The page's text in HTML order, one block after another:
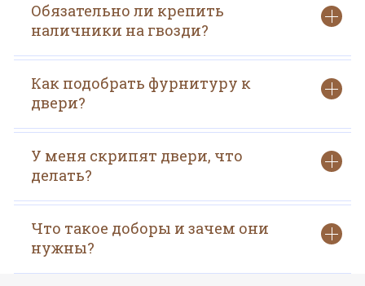
Обязательно ли крепить
наличники на гвозди?
Как подобрать фурнитуру к
двери?
У меня скрипят двери, что
делать?
Что такое доборы и зачем они
нужны?